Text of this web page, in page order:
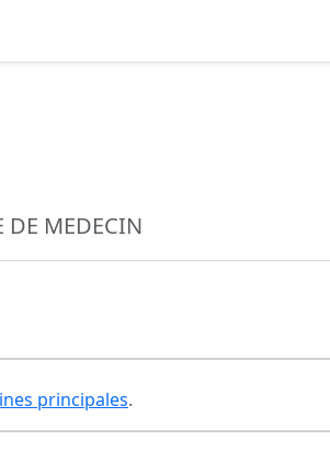
DE MEDECIN
principales.